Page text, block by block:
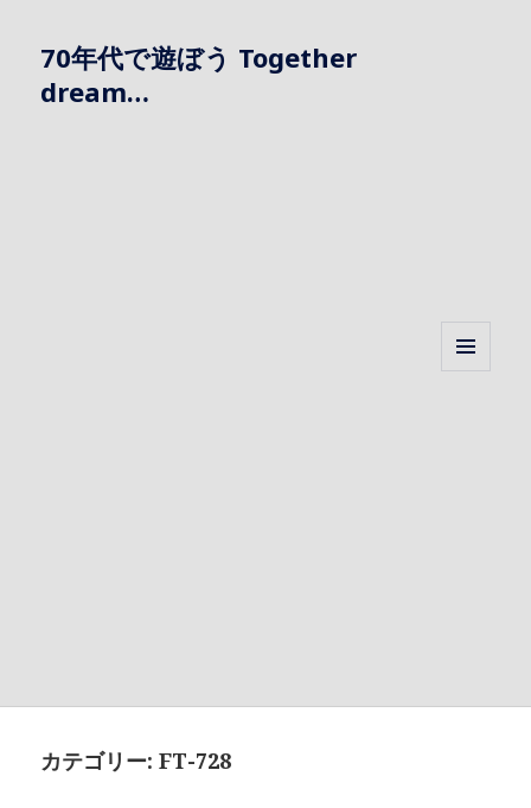
70年代で遊ぼう Together
dream…
カテゴリー:FT-728